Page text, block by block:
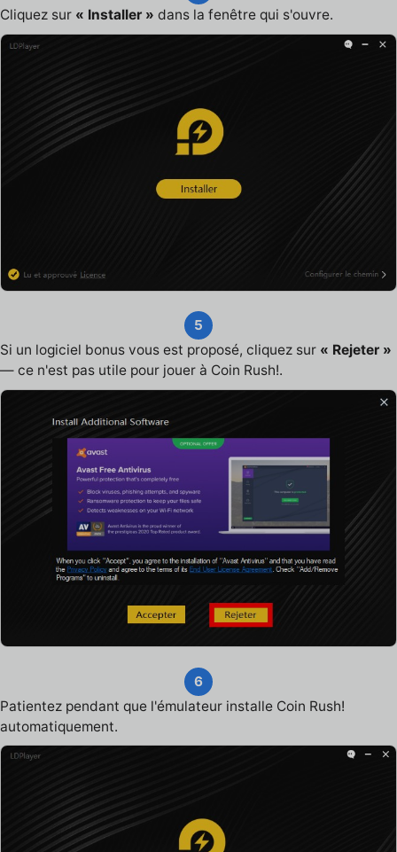
Cliquez sur « Installer » dans la fenêtre qui s'ouvre.
5
Si un logiciel bonus vous est proposé, cliquez sur « Rejeter »
— ce n'est pas utile pour jouer à Coin Rush!.
6
Patientez pendant que l'émulateur installe Coin Rush!
automatiquement.